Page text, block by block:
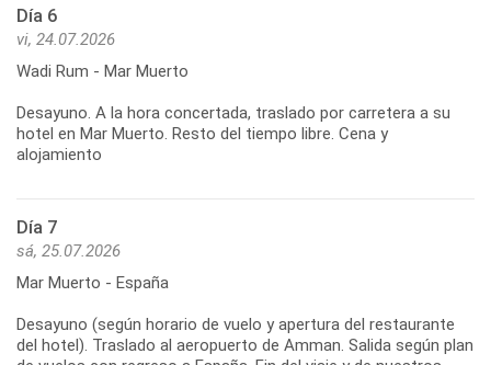
Día 6
vi, 24.07.2026
Wadi Rum - Mar Muerto
Desayuno. A la hora concertada, traslado por carretera a su
hotel en Mar Muerto. Resto del tiempo libre. Cena y
alojamiento
Día 7
sá, 25.07.2026
Mar Muerto - España
Desayuno (según horario de vuelo y apertura del restaurante
del hotel). Traslado al aeropuerto de Amman. Salida según plan